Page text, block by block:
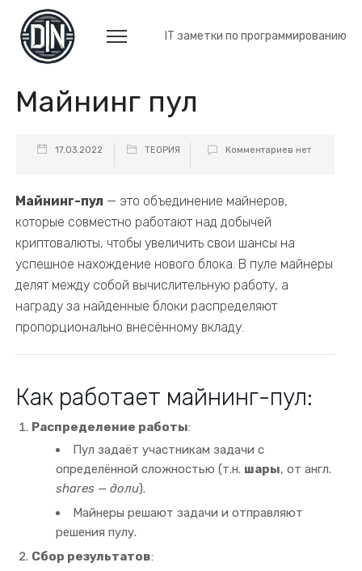
IT заметки по программированию
Майнинг пул
17.03.2022 ТЕОРИЯ Комментариев нет
Майнинг-пул — это объединение майнеров,
которые совместно работают над добычей
криптовалюты, чтобы увеличить свои шансы на
успешное нахождение нового блока. В пуле майнеры
делят между собой вычислительную работу, а
награду за найденные блоки распределяют
пропорционально внесённому вкладу.
Как работает майнинг-пул:
Распределение работы:
Пул задаёт участникам задачи с
определённой сложностью (т.н. шары, от англ.
shares — доли).
Майнеры решают задачи и отправляют
решения пулу.
Сбор результатов: